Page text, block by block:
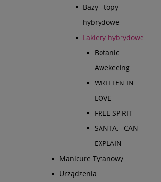
Bazy i topy
hybrydowe
Lakiery hybrydowe
Botanic
Awekeeing
WRITTEN IN
LOVE
FREE SPIRIT
SANTA, I CAN
EXPLAIN
Manicure Tytanowy
Urządzenia